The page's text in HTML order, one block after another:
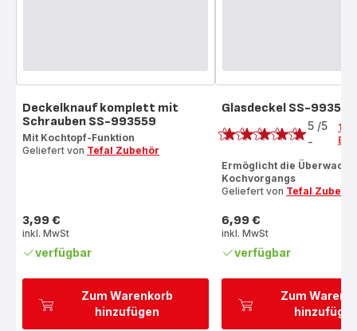
Zum Warenkorb
hinzufügen
Deckelknauf komplett mit
Schrauben SS-993559
Mit Kochtopf-Funktion
Geliefert von Tefal Zubehör
Preis
3,99 €
inkl. MwSt
verfügbar
Zum
Glasdeckel SS-993552
Bewertung
mit
5
Sternen
5 /5
-
1
Ermöglicht die
Kochvorgangs
Geliefert von Tefal
Preis
6,99 €
inkl. MwSt
verfügbar